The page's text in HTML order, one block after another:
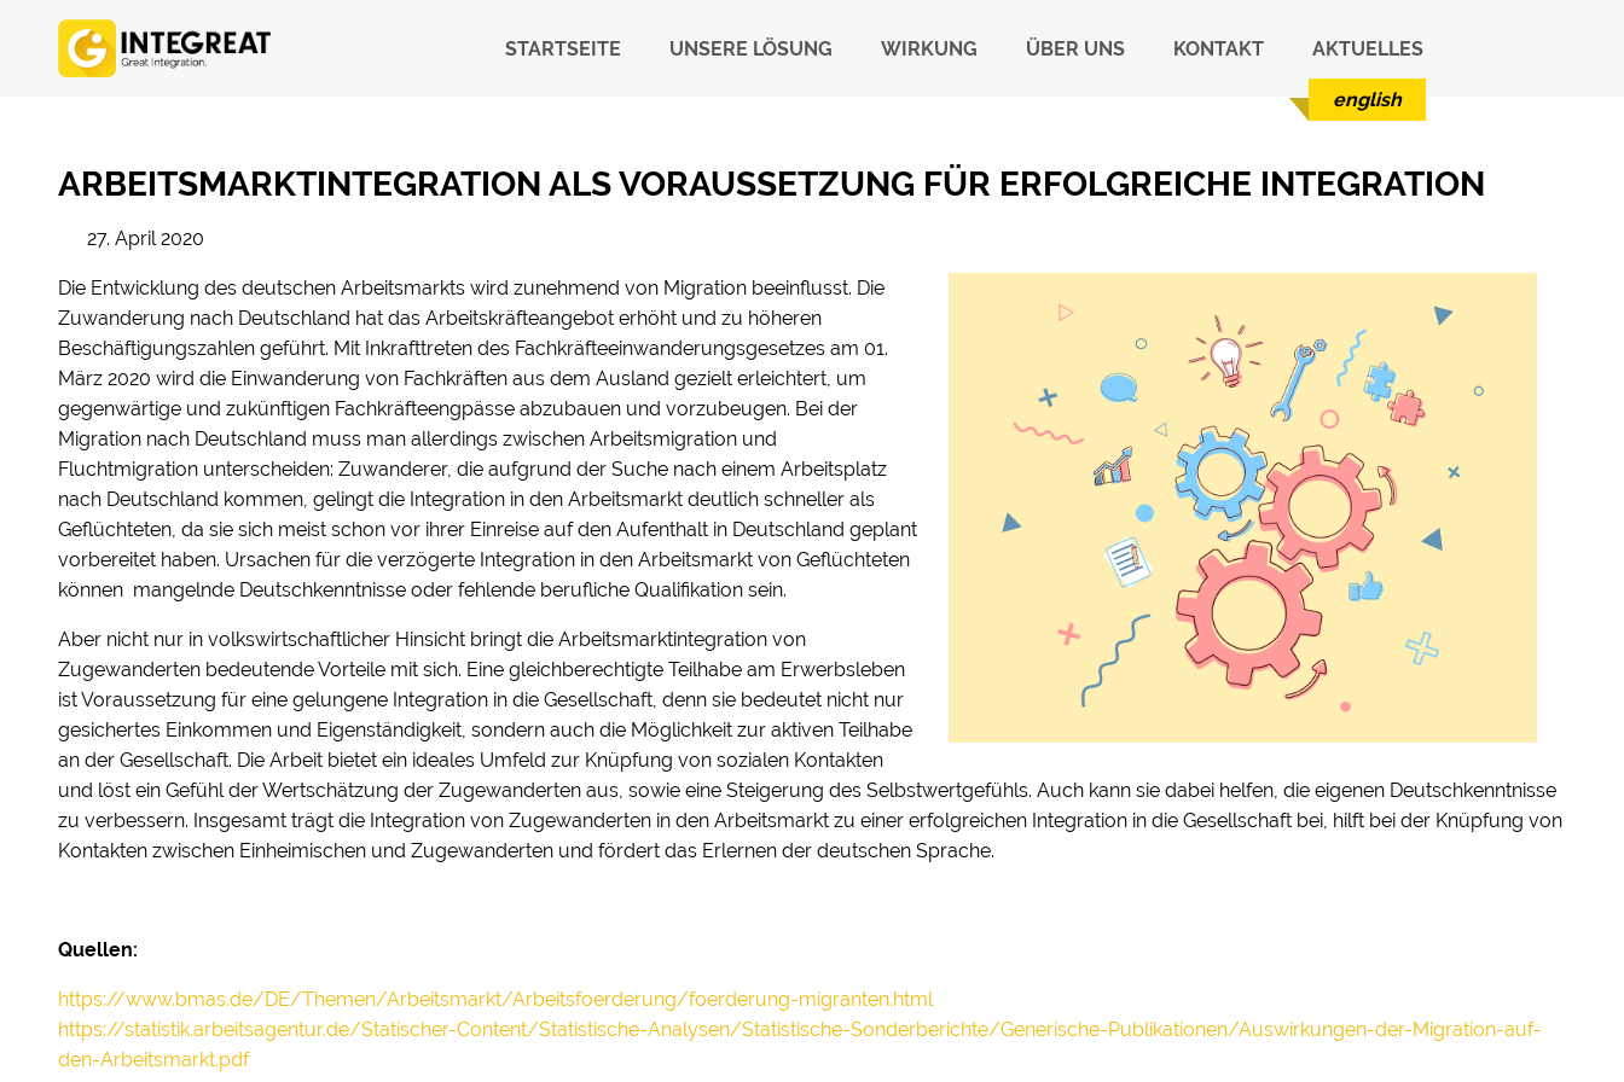
STARTSEITE UNSERE LÖSUNG WIRKUNG ÜBER UNS KONTAKT AKTUELLES
english
ARBEITSMARKTINTEGRATION ALS VORAUSSETZUNG FÜR ERFOLGREICHE INTEGRATION
27. April 2020
Die Entwicklung des deutschen Arbeitsmarkts wird zunehmend von Migration beeinflusst. Die
Zuwanderung nach Deutschland hat das Arbeitskräfteangebot erhöht und zu höheren
Beschäftigungszahlen geführt. Mit Inkrafttreten des Fachkräfteeinwanderungsgesetzes am 01.
März 2020 wird die Einwanderung von Fachkräften aus dem Ausland gezielt erleichtert, um
gegenwärtige und zukünftigen Fachkräfteengpässe abzubauen und vorzubeugen. Bei der
Migration nach Deutschland muss man allerdings zwischen Arbeitsmigration und
Fluchtmigration unterscheiden: Zuwanderer, die aufgrund der Suche nach einem Arbeitsplatz
nach Deutschland kommen, gelingt die Integration in den Arbeitsmarkt deutlich schneller als
Geflüchteten, da sie sich meist schon vor ihrer Einreise auf den Aufenthalt in Deutschland geplant
vorbereitet haben. Ursachen für die verzögerte Integration in den Arbeitsmarkt von Geflüchteten
können mangelnde Deutschkenntnisse oder fehlende berufliche Qualifikation sein.
Aber nicht nur in volkswirtschaftlicher Hinsicht bringt die Arbeitsmarktintegration von
Zugewanderten bedeutende Vorteile mit sich. Eine gleichberechtigte Teilhabe am Erwerbsleben
ist Voraussetzung für eine gelungene Integration in die Gesellschaft, denn sie bedeutet nicht nur
gesichertes Einkommen und Eigenständigkeit, sondern auch die Möglichkeit zur aktiven Teilhabe
an der Gesellschaft. Die Arbeit bietet ein ideales Umfeld zur Knüpfung von sozialen Kontakten
und löst ein Gefühl der Wertschätzung der Zugewanderten aus, sowie eine Steigerung des Selbstwertgefühls. Auch kann sie dabei helfen, die eigenen Deutschkenntnisse
zu verbessern. Insgesamt trägt die Integration von Zugewanderten in den Arbeitsmarkt zu einer erfolgreichen Integration in die Gesellschaft bei, hilft bei der Knüpfung von
Kontakten zwischen Einheimischen und Zugewanderten und fördert das Erlernen der deutschen Sprache.
Quellen:
https://www.bmas.de/DE/Themen/Arbeitsmarkt/Arbeitsfoerderung/foerderung-migranten.html
https://statistik.arbeitsagentur.de/Statischer-Content/Statistische-Analysen/Statistische-Sonderberichte/Generische-Publikationen/Auswirkungen-der-Migration-auf-
den-Arbeitsmarkt.pdf